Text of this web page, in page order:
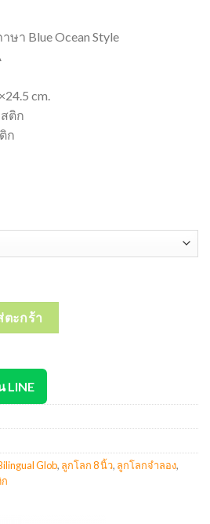
า Blue Ocean Style
cm.
ติก
ก
Globe ลูกโลก 2 ภาษา ลูกโลกจำลอง อั
ตะกร้า
LINE
Glob, ลูกโลก 8 นิ้ว, ลูกโลกจำลอง,